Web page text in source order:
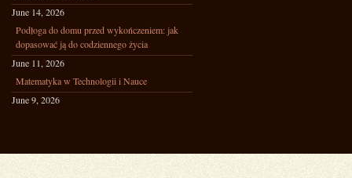
June 14, 2026
Podłoga do domu przed wykończeniem: jak
dopasować ją do codziennego życia
June 11, 2026
Matematyka w Technologii i Nauce
June 9, 2026